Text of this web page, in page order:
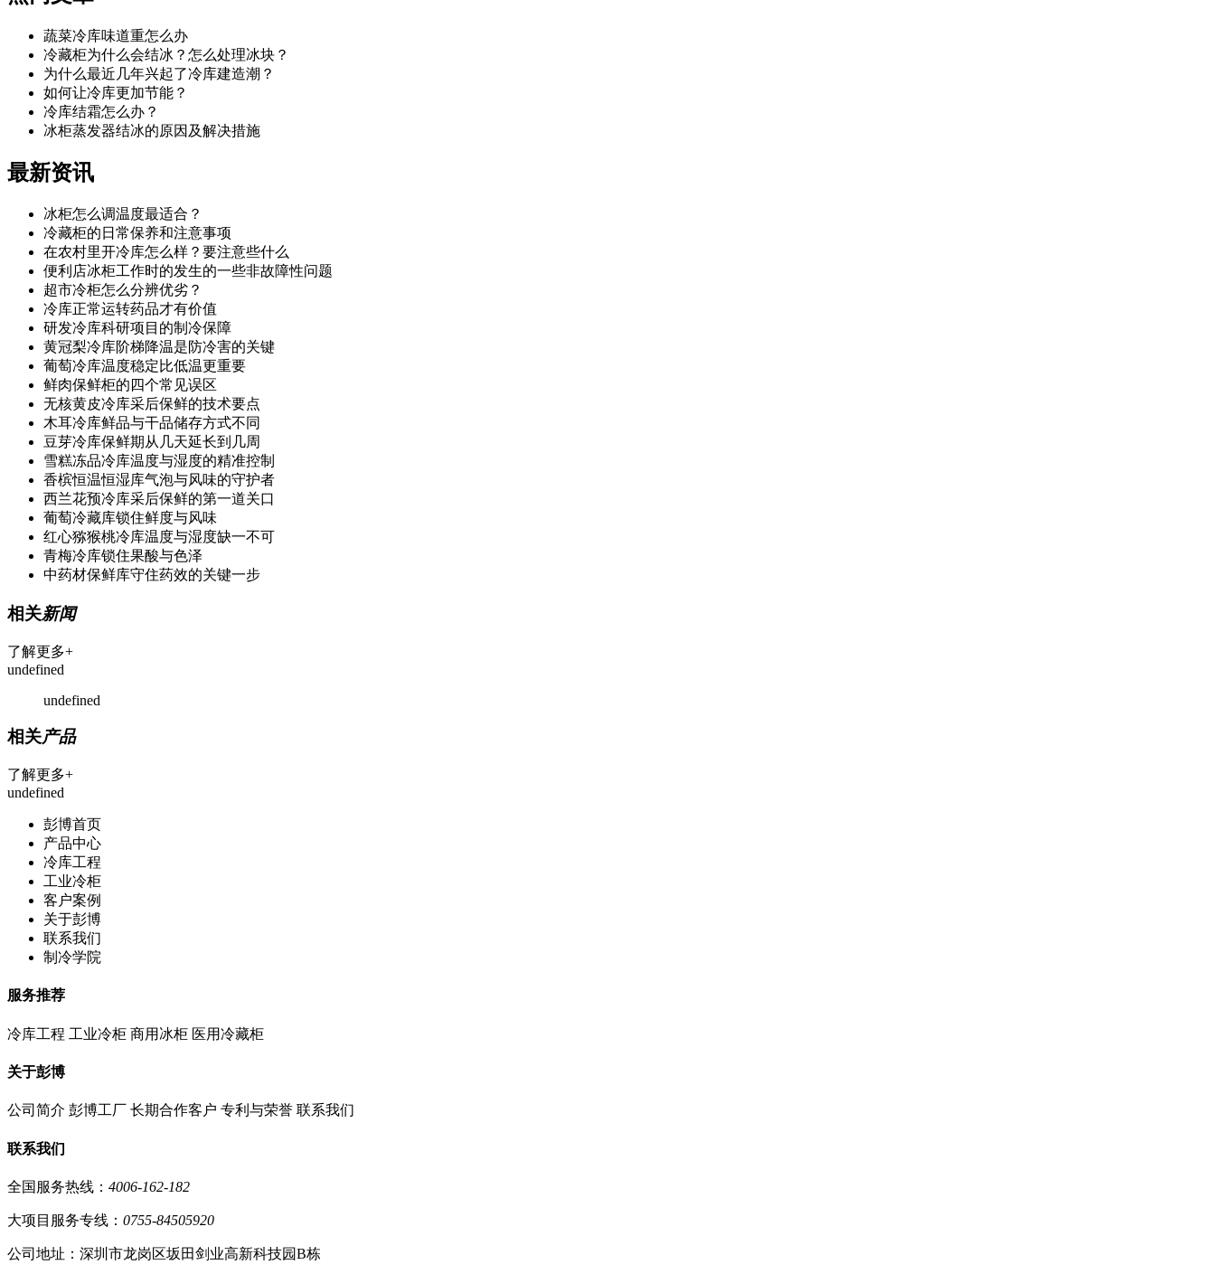
蔬菜冷库味道重怎么办
冷藏柜为什么会结冰？怎么处理冰块？
为什么最近几年兴起了冷库建造潮？
如何让冷库更加节能？
冷库结霜怎么办？
冰柜蒸发器结冰的原因及解决措施
最新资讯
冰柜怎么调温度最适合？
冷藏柜的日常保养和注意事项
在农村里开冷库怎么样？要注意些什么
便利店冰柜工作时的发生的一些非故障性问题
超市冷柜怎么分辨优劣？
冷库正常运转药品才有价值
研发冷库科研项目的制冷保障
黄冠梨冷库阶梯降温是防冷害的关键
葡萄冷库温度稳定比低温更重要
鲜肉保鲜柜的四个常见误区
无核黄皮冷库采后保鲜的技术要点
木耳冷库鲜品与干品储存方式不同
豆芽冷库保鲜期从几天延长到几周
雪糕冻品冷库温度与湿度的精准控制
香槟恒温恒湿库气泡与风味的守护者
西兰花预冷库采后保鲜的第一道关口
葡萄冷藏库锁住鲜度与风味
红心猕猴桃冷库温度与湿度缺一不可
青梅冷库锁住果酸与色泽
中药材保鲜库守住药效的关键一步
相关新闻
了解更多+
undefined
undefined
相关产品
了解更多+
undefined
彭博首页
产品中心
冷库工程
工业冷柜
客户案例
关于彭博
联系我们
制冷学院
服务推荐
冷库工程 工业冷柜 商用冰柜 医用冷藏柜
关于彭博
公司简介 彭博工厂 长期合作客户 专利与荣誉 联系我们
联系我们
全国服务热线： 4006-162-182
大项目服务专线： 0755-84505920
公司地址：深圳市龙岗区坂田剑业高新科技园B栋